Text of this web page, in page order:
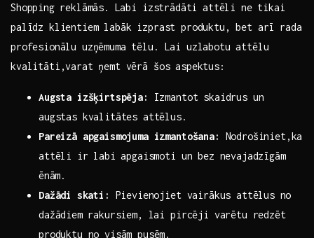
Shopping ⁢reklāmās.⁤ Labi izstrādāti attēli ne ⁣tikai
palīdz klientiem labāk izprast‍ produktu, bet arī​ rada
profesionālu ‍uzņēmuma‌ tēlu. Lai uzlabotu attēlu
kvalitāti,varat ņemt vērā šos aspektus:
Augsta izšķirtspēja:
Izmantot skaidrus un
augstas kvalitātes attēlus.
Pareizā apgaismojuma izmantošana:
Nodrošiniet,ka‌
attēli ⁢ir‍ labi‌ apgaismoti un bez nevajadzīgām
⁣ēnām.
Dažādi ⁤skati:
Pievienojiet vairākus attēlus⁣ no
dažādiem ⁣rakursiem, lai pircēji varētu redzēt
produktu‍ no visām pusēm.